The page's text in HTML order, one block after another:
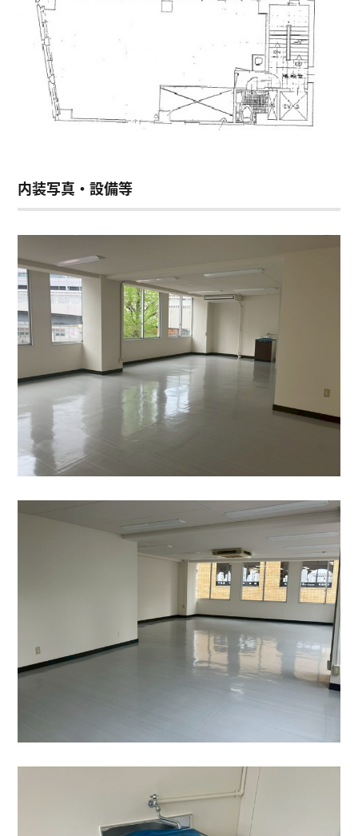
内装写真・設備等